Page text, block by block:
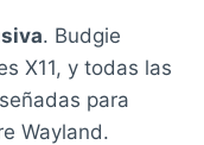
. Budgie
X11, y todas las
para
Wayland.